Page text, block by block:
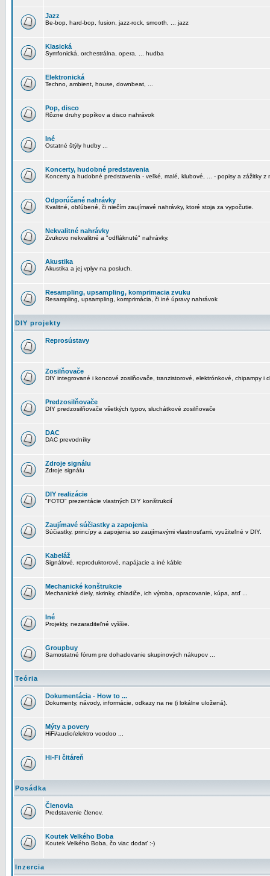
Jazz
Be-bop, hard-bop, fusion, jazz-rock, smooth, ... jazz
Klasická
Symfonická, orchestrálna, opera, ... hudba
Elektronická
Techno, ambient, house, downbeat, ...
Pop, disco
Rôzne druhy popíkov a disco nahrávok
Iné
Ostatné štýly hudby ...
Koncerty, hudobné predstavenia
Koncerty a hudobné predstavenia - veľké, malé, klubové, ... - popisy a zážitky z
Odporúčané nahrávky
Kvalitné, obľúbené, či niečím zaujímavé nahrávky, ktoré stoja za vypočutie.
Nekvalitné nahrávky
Zvukovo nekvalitné a "odfláknuté" nahrávky.
Akustika
Akustika a jej vplyv na posluch.
Resampling, upsampling, komprimacia zvuku
Resampling, upsampling, komprimácia, či iné úpravy nahrávok
DIY projekty
Reprosústavy
Zosilňovače
DIY integrované i koncové zosilňovače, tranzistorové, elektrónkové, chipampy i
Predzosilňovače
DIY predzosilňovače všetkých typov, sluchátkové zosilňovače
DAC
DAC prevodníky
Zdroje signálu
Zdroje signálu
DIY realizácie
"FOTO" prezentácie vlastných DIY konštrukcií
Zaujímavé súčiastky a zapojenia
Súčiastky, princípy a zapojenia so zaujímavými vlastnosťami, využiteľné v DIY.
Kabeláž
Signálové, reproduktorové, napájacie a iné káble
Mechanické konštrukcie
Mechanické diely, skrinky, chladiče, ich výroba, opracovanie, kúpa, atď ...
Iné
Projekty, nezaraditeľné vyššie.
Groupbuy
Samostatné fórum pre dohadovanie skupinových nákupov ...
Teória
Dokumentácia - How to ...
Dokumenty, návody, informácie, odkazy na ne (i lokálne uložená).
Mýty a povery
HiFi/audio/elektro voodoo ...
Hi-Fi čitáreň
Posádka
Členovia
Predstavenie členov.
Koutek Velkého Boba
Koutek Velkého Boba, čo viac dodať :-)
Inzercia